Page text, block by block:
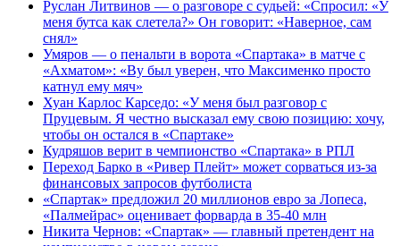
Руслан Литвинов — о разговоре с судьей: «Спросил: «У
меня бутса как слетела?» Он говорит: «Наверное, сам
снял»
Умяров — о пенальти в ворота «Спартака» в матче с
«Ахматом»: «Ву был уверен, что Максименко просто
катнул ему мяч»
Хуан Карлос Карседо: «У меня был разговор с
Пруцевым. Я честно высказал ему свою позицию: хочу,
чтобы он остался в «Спартаке»
Кудряшов верит в чемпионство «Спартака» в РПЛ
Переход Барко в «Ривер Плейт» может сорваться из‑за
финансовых запросов футболиста
«Спартак» предложил 20 миллионов евро за Лопеса,
«Палмейрас» оценивает форварда в 35-40 млн
Никита Чернов: «Спартак» — главный претендент на